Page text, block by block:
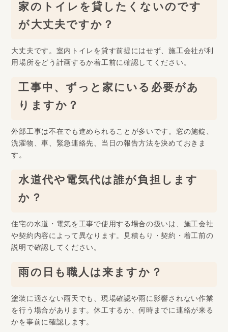
家のトイレを貸したくないのです
が大丈夫ですか？
大丈夫です。室内トイレを貸す前提にはせず、施工会社が利
用場所をどう計画するか着工前に確認してください。
工事中、ずっと家にいる必要があ
りますか？
外部工事は不在でも進められることが多いです。窓の施錠、
洗濯物、車、緊急連絡先、当日の報告方法を決めておきま
す。
水道代や電気代は誰が負担します
か？
住宅の水道・電気を工事で使用する場合の扱いは、施工会社
や契約内容によって異なります。見積もり・契約・着工前の
説明で確認してください。
雨の日も職人は来ますか？
塗装に適さない雨天でも、現場確認や雨に影響されない作業
を行う場合があります。休工するか、何時までに連絡が来る
かを事前に確認します。